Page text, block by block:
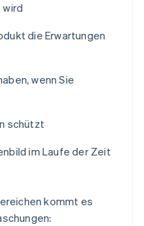
die Erwartungen
wenn Sie
schützt
im Laufe der Zeit
kommt es